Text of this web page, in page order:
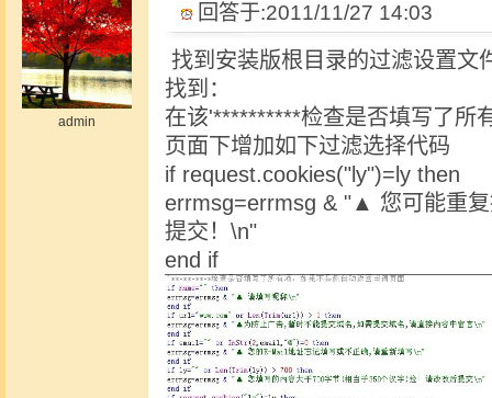
admin
回答于:2011/11/27 14:03
找到安装版根目录的过滤设置文
找到：
在该'**********检查是否填写了所
页面下增加如下过滤选择代码
if request.cookies("ly")=ly then
errmsg=errmsg & "▲ 您可能重
提交！\n"
end if